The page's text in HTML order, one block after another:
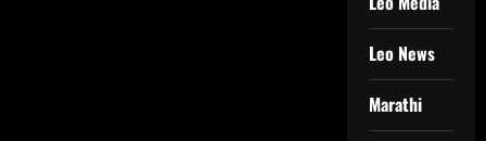
Leo News
Marathi